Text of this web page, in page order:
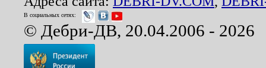
В социальных сетях:
© Дебри-ДВ, 20.04.2006 - 2026